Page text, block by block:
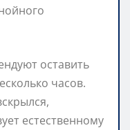
оставить
часов.
естественному